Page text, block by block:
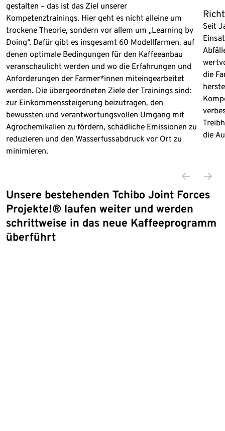
gestalten – das ist das Ziel unserer
Kompetenztrainings. Hier geht es nicht alleine um
trockene Theorie, sondern vor allem um „Learning by
Doing“. Dafür gibt es insgesamt 60 Modellfarmen, auf
denen optimale Bedingungen für den Kaffeeanbau
veranschaulicht werden und wo die Erfahrungen und
Anforderungen der Farmer*innen miteingearbeitet
werden. Die übergeordneten Ziele der Trainings sind:
zur Einkommenssteigerung beizutragen, den
bewussten und verantwortungsvollen Umgang mit
Agrochemikalien zu fördern, schädliche Emissionen zu
reduzieren und den Wasserfussabdruck vor Ort zu
minimieren.
Seit
die
die
Unsere bestehenden Tchibo Joint Forces
Projekte!® laufen weiter und werden
schrittweise in das neue Kaffeeprogramm
überführt